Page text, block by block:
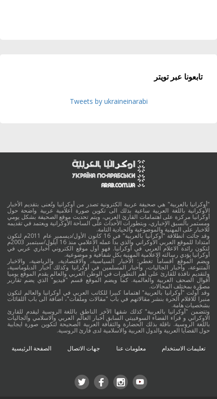
تابعونا عبر تويتر
Tweets by ukraineinarabi
"أوكرانيا بالعربية" هي صحيفة عربية الكترونية تصدر من أوكرانيا وتُعنى بتقديم الأخبار
الأوكرانية باللغة العربية ساعية بذلك الى تكوين صورة اعلامية عربية واضحة حول
أوكرانيا مركزة على اهتمامات القارئ العربي، ويتم تحديث موقع الصحيفة بشكل يومي
ومستمر بالسبق الإخباري، وبتطورات الأحداث على الساحة الأوكرانية ويعتمد في تقديمه
للاخبار على المهنية والموضوعية والحيادية التامة.
وقد جائت انطلاقة "أوكرانيا بالعربية" في 16 كانون الأول/ديسمبر عام 2011م لتكون
امتدادا للموقع العربي الاوكراني والذي بدأ عمله الاعلامي منذ 16 أيلول/سبتمبر 2003م
لتكون رائدة الاعلام العربي في أوكرانيا. فهو أول موقع الكتروني أخباري عربي في
أوكرانيا يؤدي رسالته الاعلامية المهنية بكل شفافية و موضوعية.
ويضم الموقع أقساماً تغطي: الأخبار السياسية، والاقتصادية، والرياضية، والاخبار
المتنوعة، وأخبار الجاليات، وأخبار المسلمين في أوكرانيا وكذلك أخبار الدبلوماسية،
ولتقديم نافذة للقارئ على أهم التطورات في الوطن العربي والعالم يقدم الموقع يوميا
أقوال الصحف العربية والعالمية. كما ويضم الموقع قسم "فيديو" الذي يضم تقارير
مصوَّرة بمختلف المجالات.
وقد أولت "أوكرانيا بالعربية" اهتماما كبيرا للكاتب العربي في أوكرانيا والعالم لتكون
منبرا للاقلام الحرة بنشر مقالاتهم في باب "مقالات وملفات"، اضافة الى باب اللقائات
بشخصيات هامة.
وتتضمن "أوكرانيا بالعربية" كذلك شقها الآخر الناطق باللغة الروسية ليقدم للقارئ
الاوكراني و قراء الفضاء السوفييتي السابق أخبار العالم العربي والاسلامي والجاليات
باللغة الروسية. ناقلة بذلك الحضارة والثقافة العربية الصحيحة لتكوين صورة ايجابية
حول القضايا العربية والدول العربية والاسلامية لدى قارئ الروسية.
تعليمات الاستخدام معلومات عنا جهات الاتصال الصفحة الرئيسية